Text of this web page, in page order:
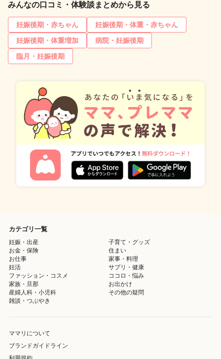
みんなの口コミ・体験談まとめから見る
妊娠後期・赤ちゃん
妊娠後期・体重・赤ちゃん
妊娠後期・体重増加
病院・妊娠後期
臨月・妊娠後期
カテゴリ一覧
妊娠・出産
子育て・グッズ
お金・保険
住まい
お仕事
家事・料理
妊活
サプリ・健康
ファッション・コスメ
ココロ・悩み
家族・旦那
お出かけ
産婦人科・小児科
その他の疑問
雑談・つぶやき
ママリについて
ブランドガイドライン